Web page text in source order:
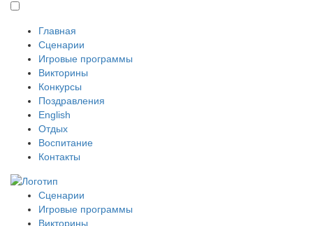
Главная
Сценарии
Игровые программы
Викторины
Конкурсы
Поздравления
English
Отдых
Воспитание
Контакты
Сценарии
Игровые программы
Викторины